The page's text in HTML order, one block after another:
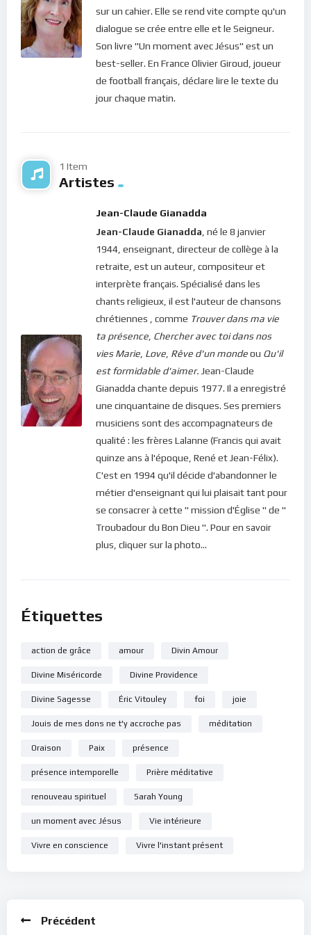
accrocher aux grâces passagères dont Il nous comble, mais à
en jouir instamment et les partager autour de nous. Vivre
dans l’instant présent, c’est en effet, baigner dans ces grâces
que Dieu nous donne gratuitement. Tant que notre coeur est
orienté vers le Seigneur, nous n’en manquerons jamais. Alors
pourquoi s’y accrocher ?
cliquer ici : [newsletter_button id=2 label=”S’abonner”
design=”twitter”]
Si vous voulez vous inscrire sur le site (afin d’être en mesure
de poster des commentaires) et pour les publications,
veuillez cliquer ici :Inscription
sur un cahier. Elle se rend vite compte qu'un
dialogue se crée entre elle et le Seigneur.
Son livre "Un moment avec Jésus" est un
best-seller. En France Olivier Giroud, joueur
de football français, déclare lire le texte du
jour chaque matin.
1 Item
Artistes
Jean-Claude Gianadda
Jean-Claude Gianadda , né le 8 janvier
1944, enseignant, directeur de collège à la
retraite, est un auteur, compositeur et
interprète français. Spécialisé dans les
chants religieux, il est l'auteur de chansons
chrétiennes , comme Trouver dans ma vie
ta présence Chercher avec toi dans nos
vies Marie Love Rêve d'un mondeou Qu'il
est formidable d'aimer. Jean-Claude
Gianadda chante depuis 1977. Il a enregistré
une cinquantaine de disques. Ses premiers
musiciens sont des accompagnateurs de
qualité : les frères Lalanne (Francis qui avait
quinze ans à l'époque, René et Jean-Félix).
C'est en 1994 qu'il décide d'abandonner le
métier d'enseignant qui lui plaisait tant pour
se consacrer à cette " mission d'Église " de "
Troubadour du Bon Dieu ". Pour en savoir
plus, cliquer sur la photo...
Étiquettes
action de grâce amour Divin Amour
Divine Miséricorde Divine Providence
Divine Sagesse Éric Vitouley foi joie
Jouis de mes dons ne t'y accroche pas méditation
Oraison Paix présence
présence intemporelle Prière méditative
renouveau spirituel Sarah Young
un moment avec Jésus Vie intérieure
Vivre en conscience Vivre l'instant présent
Précédent